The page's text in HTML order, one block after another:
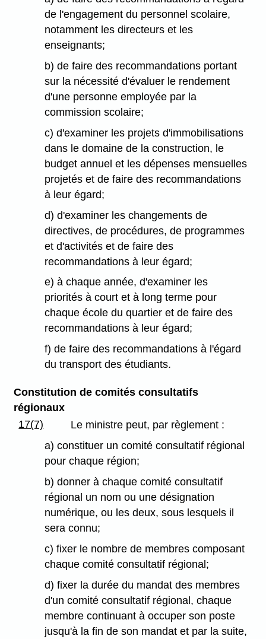
de l'engagement du personnel scolaire,
notamment les directeurs et les
enseignants;
b) de faire des recommandations portant
sur la nécessité d'évaluer le rendement
d'une personne employée par la
commission scolaire;
c) d'examiner les projets d'immobilisations
dans le domaine de la construction, le
budget annuel et les dépenses mensuelles
projetés et de faire des recommandations
à leur égard;
d) d'examiner les changements de
directives, de procédures, de programmes
et d'activités et de faire des
recommandations à leur égard;
e) à chaque année, d'examiner les
priorités à court et à long terme pour
chaque école du quartier et de faire des
recommandations à leur égard;
f) de faire des recommandations à l'égard
du transport des étudiants.
Constitution de comités consultatifs
régionaux
17(7)
Le ministre peut, par règlement :
a) constituer un comité consultatif régional
pour chaque région;
b) donner à chaque comité consultatif
régional un nom ou une désignation
numérique, ou les deux, sous lesquels il
sera connu;
c) fixer le nombre de membres composant
chaque comité consultatif régional;
d) fixer la durée du mandat des membres
d'un comité consultatif régional, chaque
membre continuant à occuper son poste
jusqu'à la fin de son mandat et par la suite,